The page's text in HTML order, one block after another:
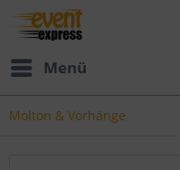
Menü
Molton & Vorhänge